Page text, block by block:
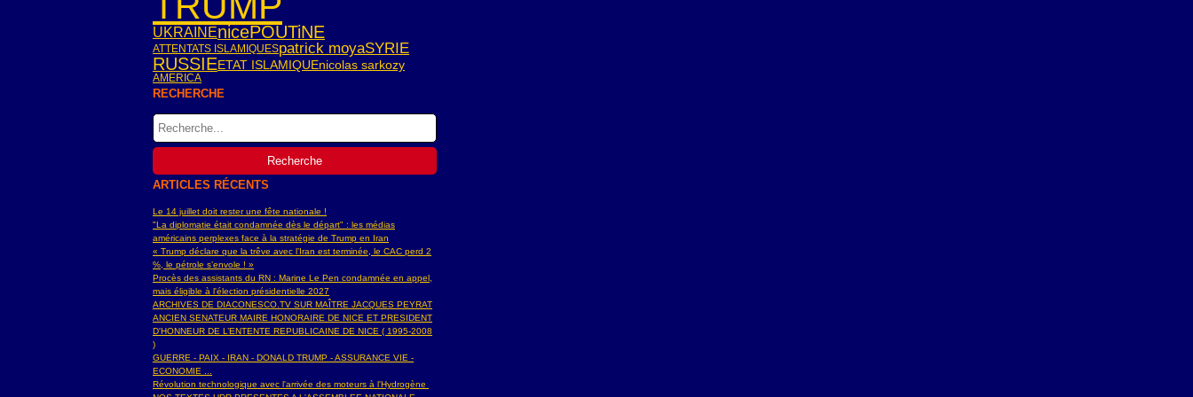
UKRAINEnicePOUTiNE
ATTENTATS ISLAMIQUESpatrick moyaSYRIE
RUSSIEETAT ISLAMIQUEnicolas sarkozy
AMERICA
RECHERCHE
ARTICLES RÉCENTS
Le 14 juillet doit rester une fête nationale !
"La diplomatie était condamnée dès le départ" : les médias
américains perplexes face à la stratégie de Trump en Iran
« Trump déclare que la trêve avec l’Iran est terminée, le CAC perd 2
%, le pétrole s’envole ! »
Procès des assistants du RN : Marine Le Pen condamnée en appel,
mais éligible à l'élection présidentielle 2027
ARCHIVES DE DIACONESCO.TV SUR MAÎTRE JACQUES PEYRAT
ANCIEN SENATEUR MAIRE HONORAIRE DE NICE ET PRESIDENT
D'HONNEUR DE L’ENTENTE REPUBLICAINE DE NICE ( 1995-2008
)
GUERRE - PAIX - IRAN - DONALD TRUMP - ASSURANCE VIE -
ECONOMIE ...
Révolution technologique avec l'arrivée des moteurs à l'Hydrogène